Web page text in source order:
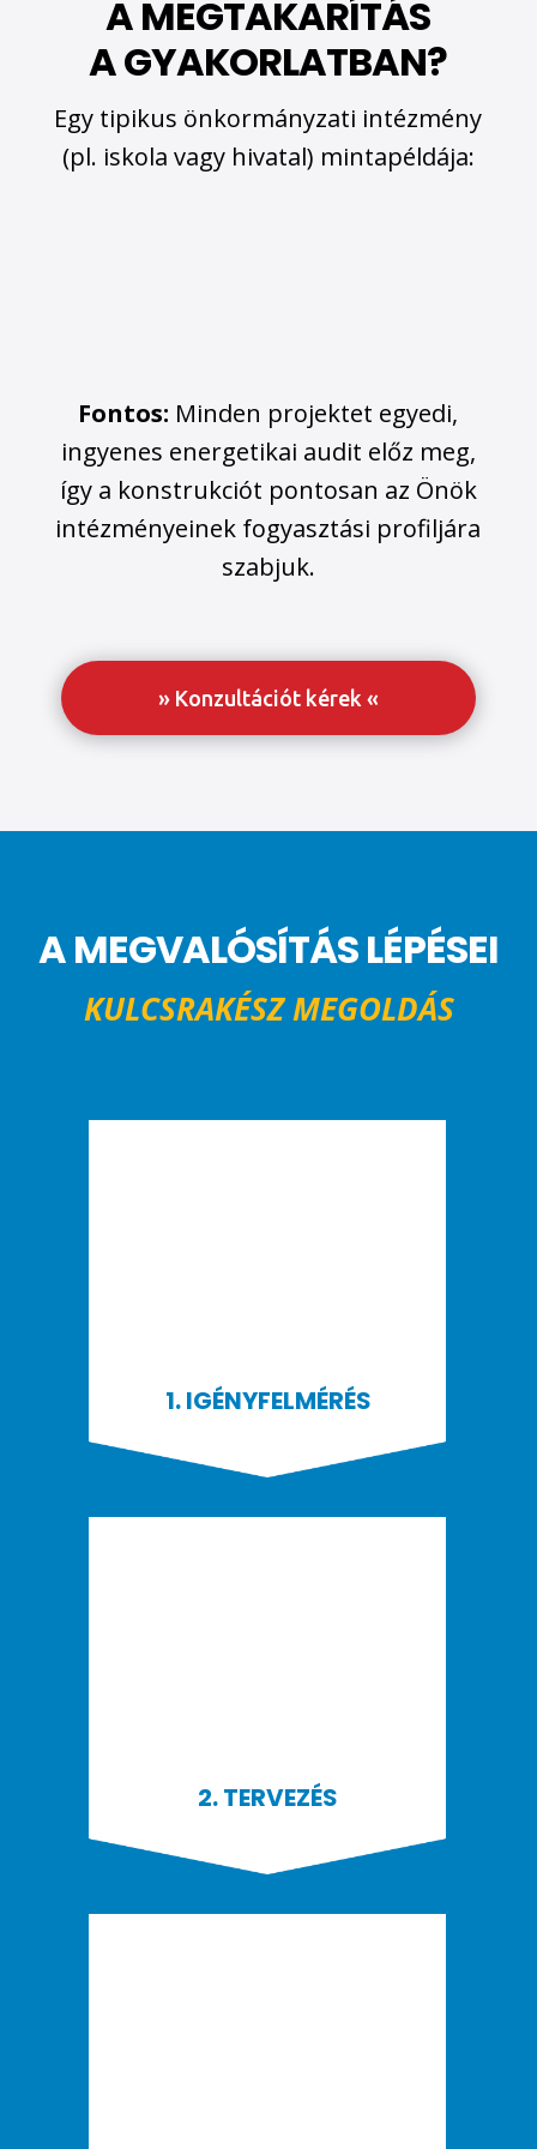
A MEGTAKARÍTÁS
A GYAKORLATBAN?
Egy tipikus önkormányzati intézmény
(pl. iskola vagy hivatal) mintapéldája:
Fontos: Minden projektet egyedi,
ingyenes energetikai audit előz meg,
így a konstrukciót pontosan az Önök
intézményeinek fogyasztási profiljára
szabjuk.
» Konzultációt kérek «
A MEGVALÓSÍTÁS LÉPÉSEI
KULCSRAKÉSZ MEGOLDÁS
1. IGÉNYFELMÉRÉS
2. TERVEZÉS